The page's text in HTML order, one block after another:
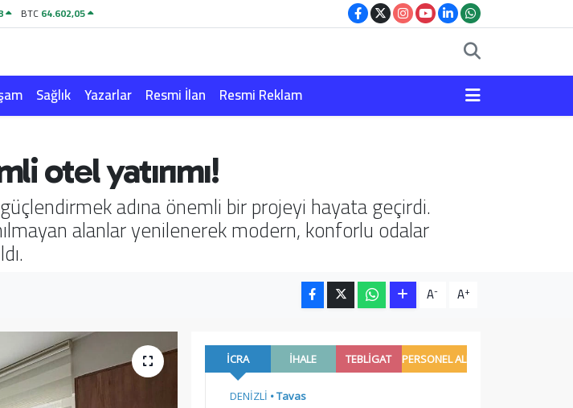
BTC64.602,05
Sağlık Yazarlar Resmi İlan Resmi Reklam
otel yatırımı!
adına önemli bir projeyi hayata geçirdi.
alanlar yenilenerek modern, konforlu odalar
A- A+